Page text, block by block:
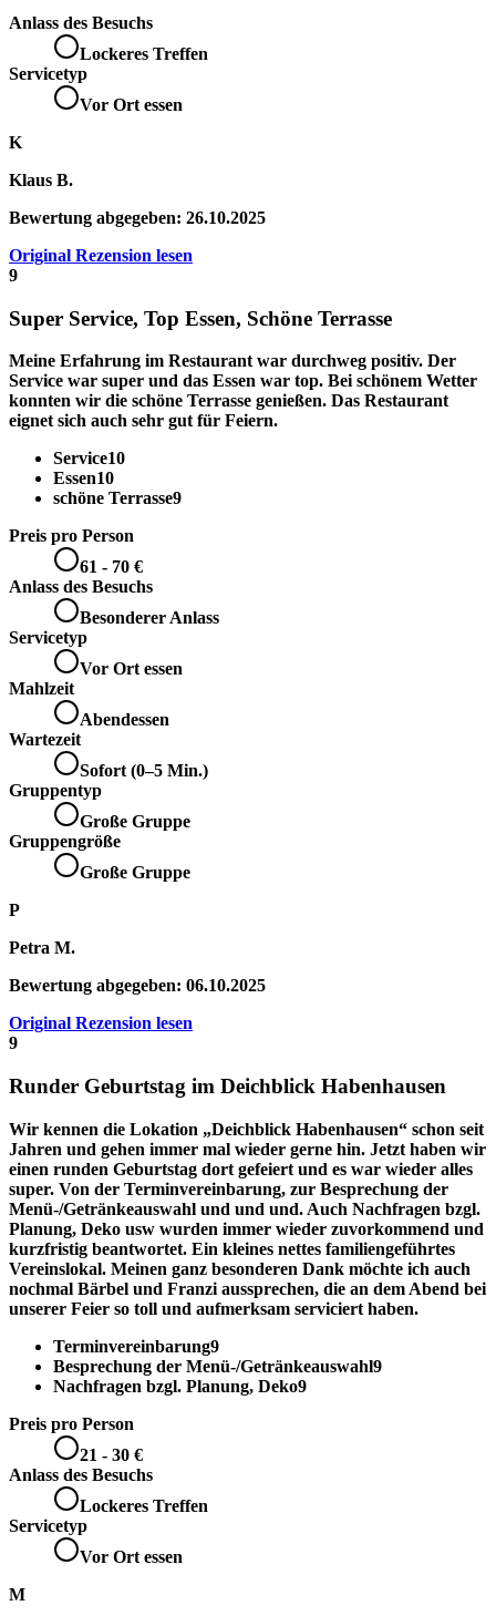
Anlass des Besuchs
Lockeres Treffen
Servicetyp
Vor Ort essen
K
Klaus B.
Bewertung abgegeben: 26.10.2025
Original Rezension lesen
9
Super Service, Top Essen, Schöne Terrasse
Meine Erfahrung im Restaurant war durchweg positiv. Der
Service war super und das Essen war top. Bei schönem Wetter
konnten wir die schöne Terrasse genießen. Das Restaurant
eignet sich auch sehr gut für Feiern.
Service10
Essen10
schöne Terrasse9
Preis pro Person
61 - 70 €
Anlass des Besuchs
Besonderer Anlass
Servicetyp
Vor Ort essen
Mahlzeit
Abendessen
Wartezeit
Sofort (0–5 Min.)
Gruppentyp
Große Gruppe
Gruppengröße
Große Gruppe
P
Petra M.
Bewertung abgegeben: 06.10.2025
Original Rezension lesen
9
Runder Geburtstag im Deichblick Habenhausen
Wir kennen die Lokation „Deichblick Habenhausen“ schon seit
Jahren und gehen immer mal wieder gerne hin. Jetzt haben wir
einen runden Geburtstag dort gefeiert und es war wieder alles
super. Von der Terminvereinbarung, zur Besprechung der
Menü-/Getränkeauswahl und und und. Auch Nachfragen bzgl.
Planung, Deko usw wurden immer wieder zuvorkommend und
kurzfristig beantwortet. Ein kleines nettes familiengeführtes
Vereinslokal. Meinen ganz besonderen Dank möchte ich auch
nochmal Bärbel und Franzi aussprechen, die an dem Abend bei
unserer Feier so toll und aufmerksam serviciert haben.
Terminvereinbarung9
Besprechung der Menü-/Getränkeauswahl9
Nachfragen bzgl. Planung, Deko9
Preis pro Person
21 - 30 €
Anlass des Besuchs
Lockeres Treffen
Servicetyp
Vor Ort essen
M